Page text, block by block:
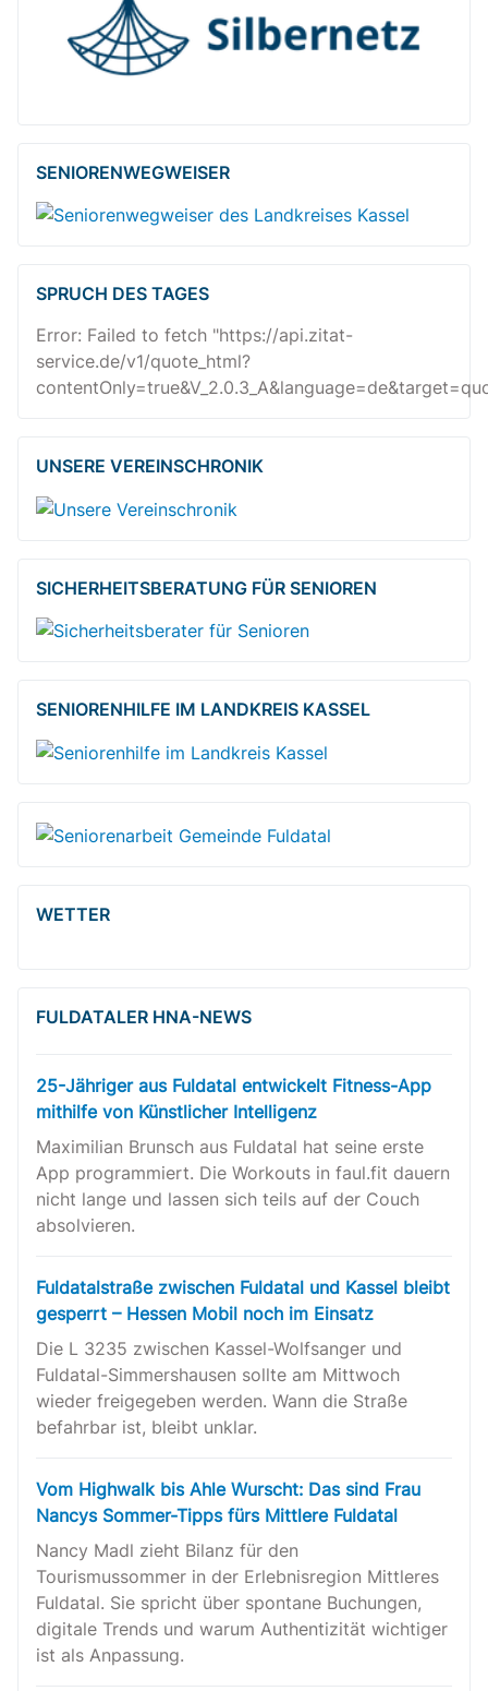
SENIOREN­WEG­WEISER
SPRUCH DES TAGES
Error: Failed to fetch "https://api.zitat-
service.de/v1/quote_html?
UNSERE VEREINSCHRONIK
SICHERHEITSBE­RATUNG FÜR SENIOREN
SENIORENHILFE IM LANDKREIS KASSEL
WETTER
FULDATALER HNA-NEWS
25-Jähriger aus Fuldatal entwickelt Fitness-App
mithilfe von Künstlicher Intelligenz
Maximilian Brunsch aus Fuldatal hat seine erste
App programmiert. Die Workouts in faul.fit dauern
nicht lange und lassen sich teils auf der Couch
absolvieren.
Fuldatalstraße zwischen Fuldatal und Kassel bleibt
gesperrt – Hessen Mobil noch im Einsatz
Die L 3235 zwischen Kassel-Wolfsanger und
Fuldatal-Simmershausen sollte am Mittwoch
wieder freigegeben werden. Wann die Straße
befahrbar ist, bleibt unklar.
Vom Highwalk bis Ahle Wurscht: Das sind Frau
Nancys Sommer-Tipps fürs Mittlere Fuldatal
Nancy Madl zieht Bilanz für den
Tourismussommer in der Erlebnisregion Mittleres
Fuldatal. Sie spricht über spontane Buchungen,
digitale Trends und warum Authentizität wichtiger
ist als Anpassung.